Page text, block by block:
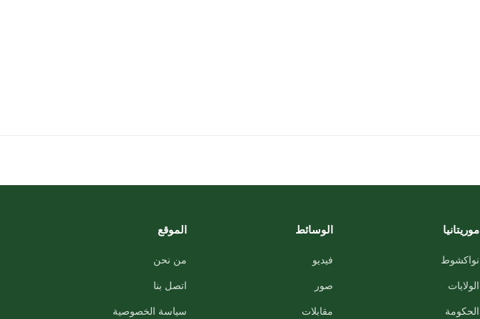
موريتانيا
نواكشوط
الولايات
الحكومة
الوسائط
فيديو
صور
مقابلات
الموقع
من نحن
اتصل بنا
سياسة الخصوصية